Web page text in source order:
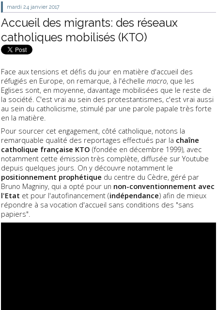
mardi 24 janvier 2017
Accueil des migrants: des réseaux
catholiques mobilisés (KTO)
Face aux tensions et défis du jour en matière d'accueil des
réfugiés en Europe, on remarque, à l'échelle macro, que les
Eglises sont, en moyenne, davantage mobilisées que le reste de
la société. C'est vrai au sein des protestantismes, c'est vrai aussi
au sein du catholicisme, stimulé par une parole papale très forte
en la matière.
Pour sourcer cet engagement, côté catholique, notons la
remarquable qualité des reportages effectués par la chaîne
catholique française KTO (fondée en décembre 1999), avec
notamment cette émission très complète, diffusée sur Youtube
depuis quelques jours. On y découvre notamment le
positionnement prophétique du centre du Cèdre, géré par
Bruno Magniny, qui a opté pour un non-conventionnement avec
l'Etat et pour l'autofinancement (indépendance) afin de mieux
répondre à sa vocation d'accueil sans conditions des "sans
papiers".